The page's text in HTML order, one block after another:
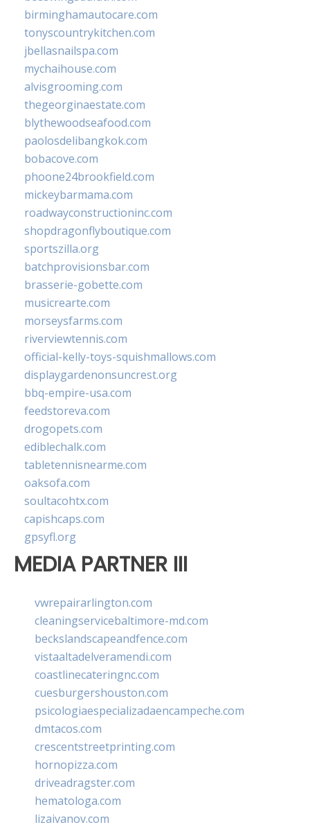
birminghamautocare.com
tonyscountrykitchen.com
jbellasnailspa.com
mychaihouse.com
alvisgrooming.com
thegeorginaestate.com
blythewoodseafood.com
paolosdelibangkok.com
bobacove.com
phoone24brookfield.com
mickeybarmama.com
roadwayconstructioninc.com
shopdragonflyboutique.com
sportszilla.org
batchprovisionsbar.com
brasserie-gobette.com
musicrearte.com
morseysfarms.com
riverviewtennis.com
official-kelly-toys-squishmallows.com
displaygardenonsuncrest.org
bbq-empire-usa.com
feedstoreva.com
drogopets.com
ediblechalk.com
tabletennisnearme.com
oaksofa.com
soultacohtx.com
capishcaps.com
gpsyfl.org
MEDIA PARTNER III
vwrepairarlington.com
cleaningservicebaltimore-md.com
beckslandscapeandfence.com
vistaaltadelveramendi.com
coastlinecateringnc.com
cuesburgershouston.com
psicologiaespecializadaencampeche.com
dmtacos.com
crescentstreetprinting.com
hornopizza.com
driveadragster.com
hematologa.com
lizaivanov.com